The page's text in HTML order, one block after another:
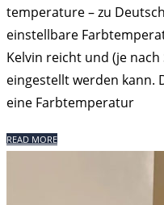
temperature – zu
einstellbare
Kelvin reicht und (je
eingestellt werden kann.
eine Farbtemperatur
READ MORE